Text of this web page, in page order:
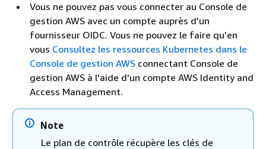
Vous ne pouvez pas vous connecter au Console de
gestion AWS avec un compte auprès d'un
fournisseur OIDC. Vous ne pouvez le faire qu'en
vous Consultez les ressources Kubernetes dans le
Console de gestion AWS connectant Console de
gestion AWS à l'aide d'un compte AWS Identity and
Access Management.
Note
Le plan de contrôle récupère les clés de